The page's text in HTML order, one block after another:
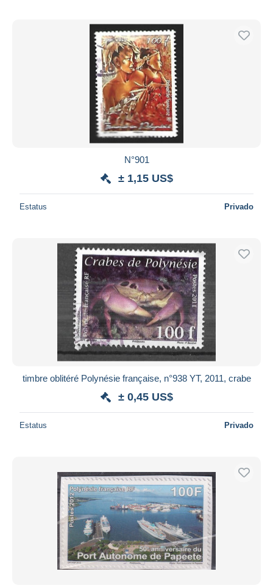
N°901
± 1,15 US$
Estatus Privado
timbre oblitéré Polynésie française, n°938 YT, 2011, crabe
± 0,45 US$
Estatus Privado